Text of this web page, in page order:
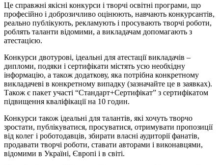
Це справжні якісні конкурси і творчі освітні програми, що
професійно і доброзичливо оцінюють, навчають конкурсантів,
реально публікують, рекламують і просувають творчі роботи,
роблять таланти відомими, а викладачам допомагають з
атестацією.
Конкурси двотурові, ідеальні для атестації викладачів –
дипломи, подяки і сертифікати містять усю необхідну
інформацію, а також додаткову, яка потрібна конкретному
викладачеві в конкретному випадку (зазначайте це в заявках).
Також є пакет участі “Стандарт+Сертифікат” з сертифікатом
підвищення кваліфікації на 10 годин.
Конкурси також ідеальні для талантів, які хочуть творчо
зростати, публікуватися, просуватися, отримувати пропозиції
від колег і роботодавців, збирати власні аудиторії фанатів,
продавати творчі роботи, ставати авторами і виконавцями,
відомими в Україні, Європі і в світі.